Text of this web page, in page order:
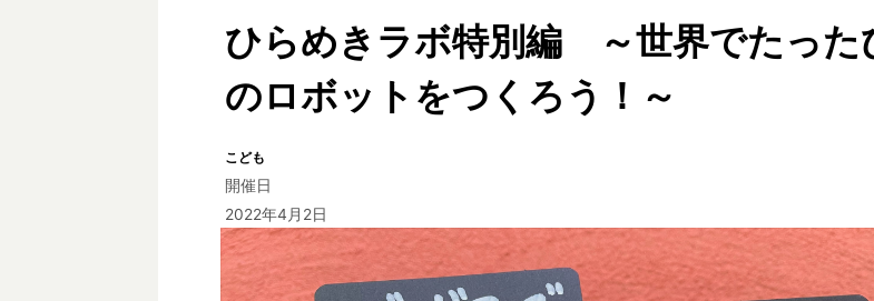
ひらめきラボ特別編 ～世界でたった
のロボットをつくろう！～
こども
開催日
2022年4月2日